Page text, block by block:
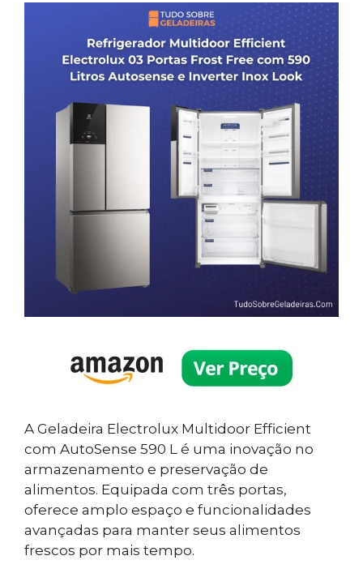
A Geladeira Electrolux Multidoor Efficient
com AutoSense 590 L é uma inovação no
armazenamento e preservação de
alimentos. Equipada com três portas,
oferece amplo espaço e funcionalidades
avançadas para manter seus alimentos
frescos por mais tempo.